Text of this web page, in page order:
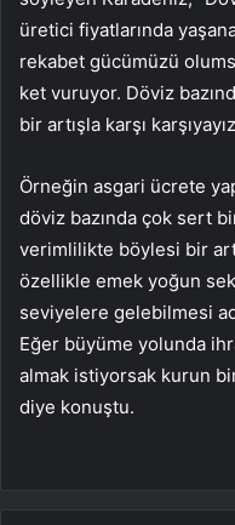
üretici fiyatlarında
rekabet gücümüzü
ket vuruyor. Döviz
bir artışla karşı
Örneğin asgari ücrete
döviz bazında çok sert
verimlilikte böylesi bir
özellikle emek yoğun
seviyelere gelebilmesi
Eğer büyüme yolunda
almak istiyorsak kurun
diye konuştu.